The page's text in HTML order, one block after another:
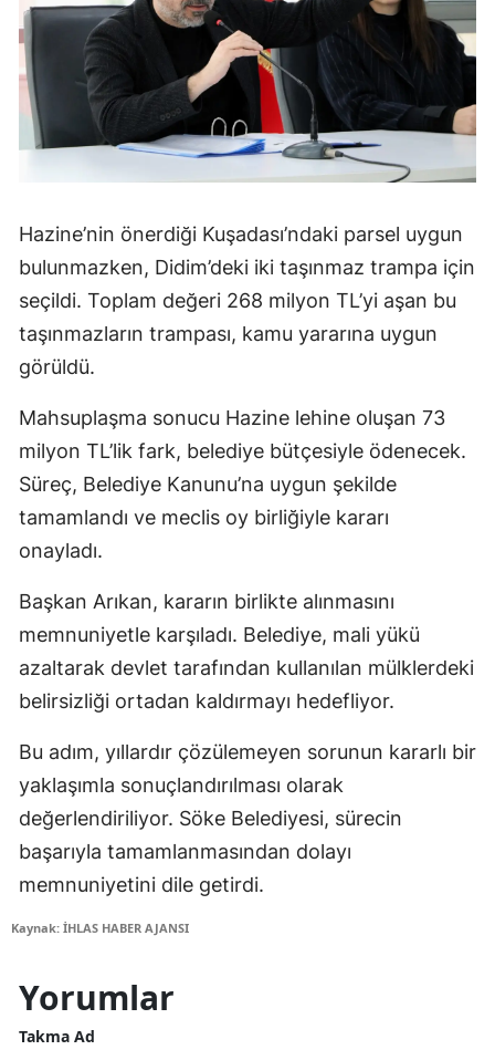
Hazine’nin önerdiği Kuşadası’ndaki parsel uygun
bulunmazken, Didim’deki iki taşınmaz trampa için
seçildi. Toplam değeri 268 milyon TL’yi aşan bu
taşınmazların trampası, kamu yararına uygun
görüldü.
Mahsuplaşma sonucu Hazine lehine oluşan 73
milyon TL’lik fark, belediye bütçesiyle ödenecek.
Süreç, Belediye Kanunu’na uygun şekilde
tamamlandı ve meclis oy birliğiyle kararı
onayladı.
Başkan Arıkan, kararın birlikte alınmasını
memnuniyetle karşıladı. Belediye, mali yükü
azaltarak devlet tarafından kullanılan mülklerdeki
belirsizliği ortadan kaldırmayı hedefliyor.
Bu adım, yıllardır çözülemeyen sorunun kararlı bir
yaklaşımla sonuçlandırılması olarak
değerlendiriliyor. Söke Belediyesi, sürecin
başarıyla tamamlanmasından dolayı
memnuniyetini dile getirdi.
Kaynak: İHLAS HABER AJANSI
Yorumlar
Takma Ad